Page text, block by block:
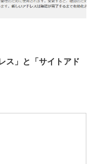
ス」と「サイトアド